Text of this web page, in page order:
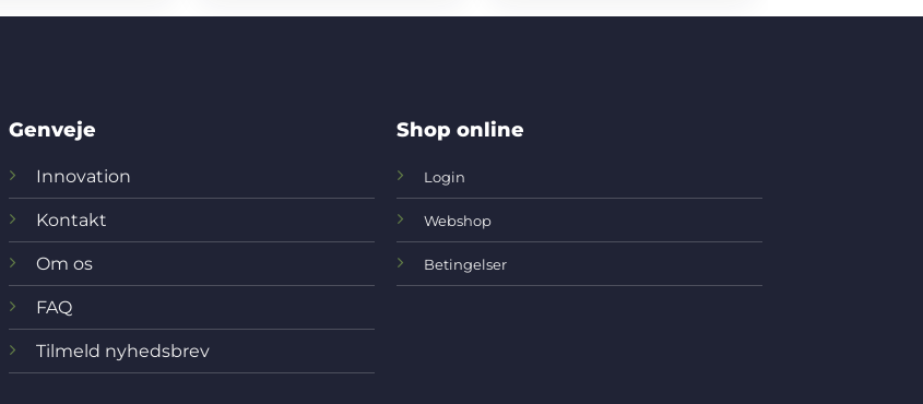
Genveje
Innovation
Kontakt
Om os
FAQ
Tilmeld nyhedsbrev
Shop online
Login
Webshop
Betingelser